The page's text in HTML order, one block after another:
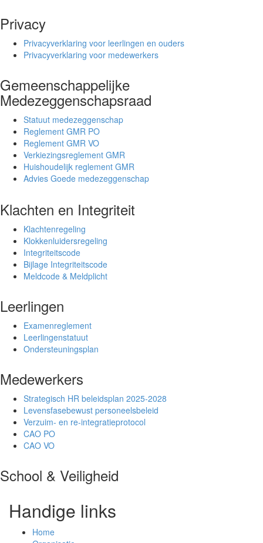
Privacy
Privacyverklaring voor leerlingen en ouders
Privacyverklaring voor medewerkers
Gemeenschappelijke
Medezeggenschapsraad
Statuut medezeggenschap
Reglement GMR PO
Reglement GMR VO
Verkiezingsreglement GMR
Huishoudelijk reglement GMR
Advies Goede medezeggenschap
Klachten en Integriteit
Klachtenregeling
Klokkenluidersregeling
Integriteitscode
Bijlage Integriteitscode
Meldcode & Meldplicht
Leerlingen
Examenreglement
Leerlingenstatuut
Ondersteuningsplan
Medewerkers
Strategisch HR beleidsplan 2025-2028
Levensfasebewust personeelsbeleid
Verzuim- en re-integratieprotocol
CAO PO
CAO VO
School & Veiligheid
Handige links
Home